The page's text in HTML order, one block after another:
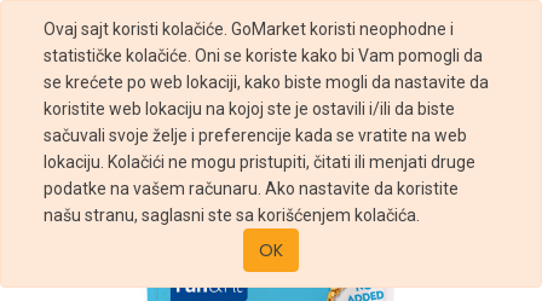
Ovaj sajt koristi kolačiće. GoMarket koristi neophodne i
statističke kolačiće. Oni se koriste kako bi Vam pomogli da
se krećete po web lokaciji, kako biste mogli da nastavite da
koristite web lokaciju na kojoj ste je ostavili i/ili da biste
sačuvali svoje želje i preferencije kada se vratite na web
lokaciju. Kolačići ne mogu pristupiti, čitati ili menjati druge
podatke na vašem računaru. Ako nastavite da koristite
našu stranu, saglasni ste sa korišćenjem kolačića.
OK
Prodavnica Fun&Fit Muesli Classic 1kg